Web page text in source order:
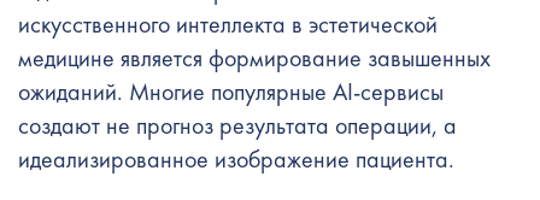
искусственного интеллекта в эстетической
медицине является формирование завышенных
ожиданий. Многие популярные AI-сервисы
создают не прогноз результата операции, а
идеализированное изображение пациента.